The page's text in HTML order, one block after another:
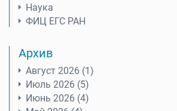
Наука
ФИЦ ЕГС РАН
Архив
Август 2026 (1)
Июль 2026 (5)
Июнь 2026 (4)